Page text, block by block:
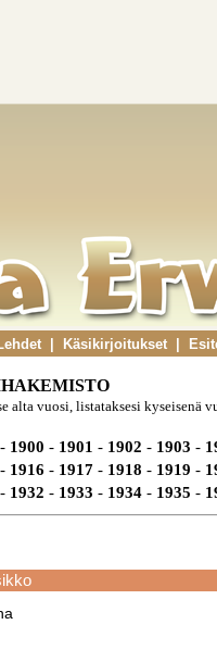
Käsikirjoitukset
alta vuosi, listataksesi kyseisenä
- 1900 - 1901 - 1902 - 1903 -
- 1916 - 1917 - 1918 - 1919 -
- 1932 - 1933 - 1934 - 1935 -